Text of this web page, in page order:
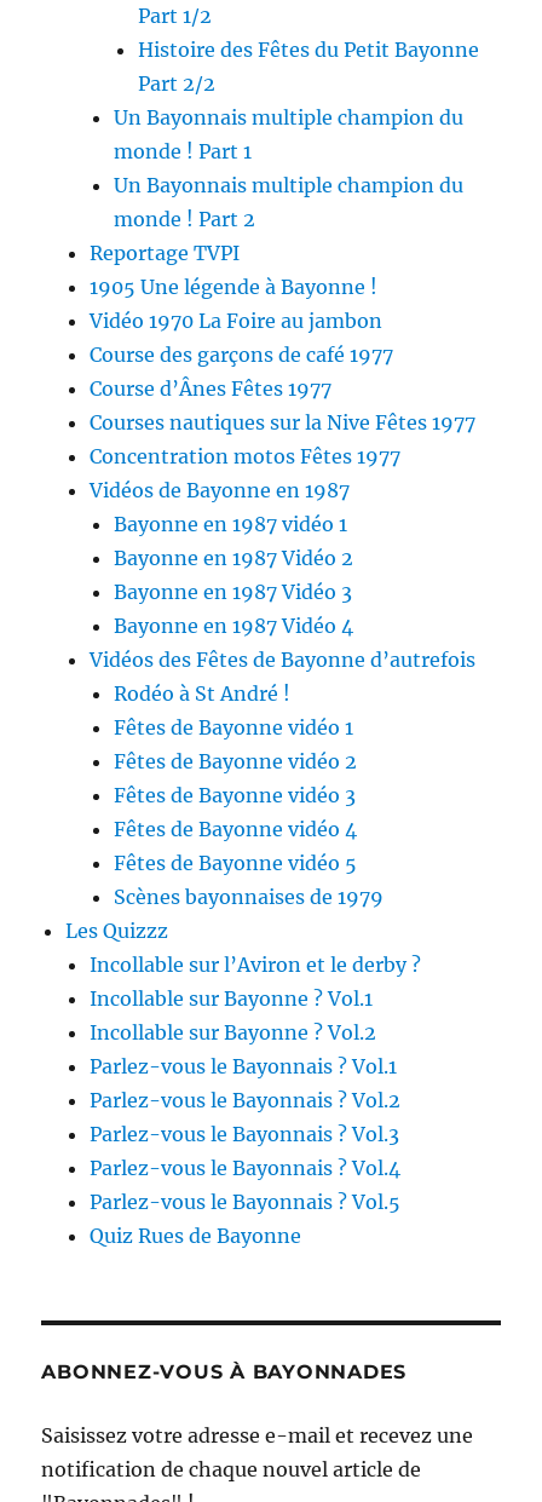
Part 1/2
Histoire des Fêtes du Petit Bayonne
Part 2/2
Un Bayonnais multiple champion du
monde ! Part 1
Un Bayonnais multiple champion du
monde ! Part 2
Reportage TVPI
1905 Une légende à Bayonne !
Vidéo 1970 La Foire au jambon
Course des garçons de café 1977
Course d’Ânes Fêtes 1977
Courses nautiques sur la Nive Fêtes 1977
Concentration motos Fêtes 1977
Vidéos de Bayonne en 1987
Bayonne en 1987 vidéo 1
Bayonne en 1987 Vidéo 2
Bayonne en 1987 Vidéo 3
Bayonne en 1987 Vidéo 4
Vidéos des Fêtes de Bayonne d’autrefois
Rodéo à St André !
Fêtes de Bayonne vidéo 1
Fêtes de Bayonne vidéo 2
Fêtes de Bayonne vidéo 3
Fêtes de Bayonne vidéo 4
Fêtes de Bayonne vidéo 5
Scènes bayonnaises de 1979
Les Quizzz
Incollable sur l’Aviron et le derby ?
Incollable sur Bayonne ? Vol.1
Incollable sur Bayonne ? Vol.2
Parlez-vous le Bayonnais ? Vol.1
Parlez-vous le Bayonnais ? Vol.2
Parlez-vous le Bayonnais ? Vol.3
Parlez-vous le Bayonnais ? Vol.4
Parlez-vous le Bayonnais ? Vol.5
Quiz Rues de Bayonne
ABONNEZ-VOUS À BAYONNADES
Saisissez votre adresse e-mail et recevez une
notification de chaque nouvel article de